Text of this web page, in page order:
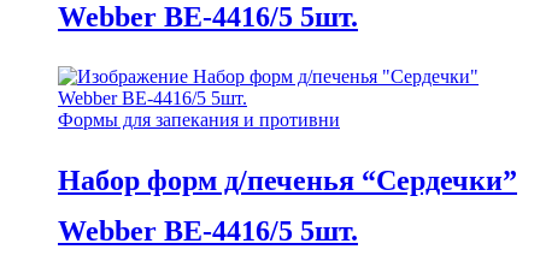
Webber BE-4416/5 5шт.
Формы для запекания и противни
Набор форм д/печенья “Сердечки”
Webber BE-4416/5 5шт.